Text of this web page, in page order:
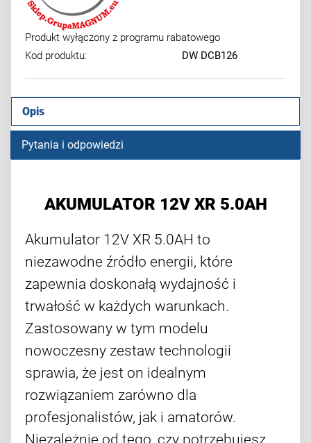
Produkt wyłączony z programu rabatowego
Kod produktu:
DW DCB126
Opis
Pytania i odpowiedzi
AKUMULATOR 12V XR 5.0AH
Akumulator 12V XR 5.0AH to
niezawodne źródło energii, które
zapewnia doskonałą wydajność i
trwałość w każdych warunkach.
Zastosowany w tym modelu
nowoczesny zestaw technologii
sprawia, że jest on idealnym
rozwiązaniem zarówno dla
profesjonalistów, jak i amatorów.
Niezależnie od tego, czy potrzebujesz